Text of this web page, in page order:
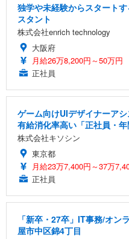
独学や未経験からスタート
スタント
株式会社enrich technology
大阪府
月給26万8,200円～50万円
正社員
ゲーム向けUIデザイナーア
有給消化率高い「正社員・
株式会社キソシン
東京都
月給23万7,400円～37万
正社員
「新卒・27卒」IT事務/オン
屋市中区錦4丁目